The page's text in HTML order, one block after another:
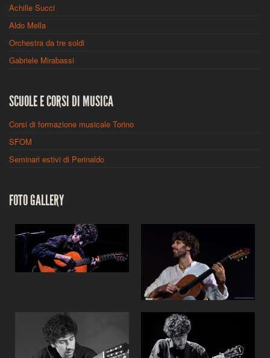
Achille Succi
Aldo Mella
Orchestra da tre soldi
Gabriele Mirabassi
SCUOLE E CORSI DI MUSICA
Corsi di formazione musicale Torino
SFOM
Seminari estivi di Perinaldo
FOTO GALLERY